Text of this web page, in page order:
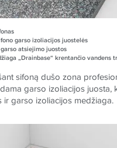
garso izoliacijos juostelės
atsiejimo juostos​​​​​​
„Drainbase“ krentančio vandens
sifoną dušo zona
garso izoliacijos juosta,
ir garso izoliacijos medžiaga.